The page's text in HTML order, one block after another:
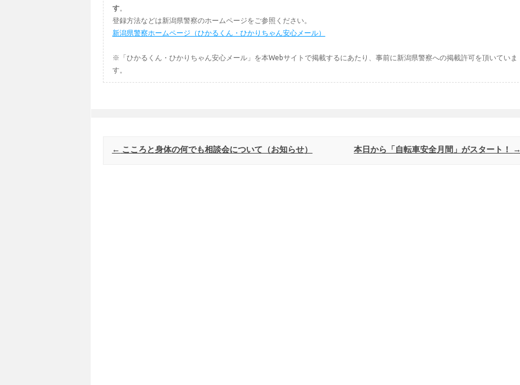
す。
登録方法などは新潟県警察のホームページをご参照ください。
新潟県警察ホームページ（ひかるくん・ひかりちゃん安心メール）
※「ひかるくん・ひかりちゃん安心メール」を本Webサイトで掲載するにあたり、事前に新潟県警察への掲載許可を頂いていま
す。
Post navigation
← こころと身体の何でも相談会について（お知らせ） 本日から「自転車安全月間」がスタート！ →